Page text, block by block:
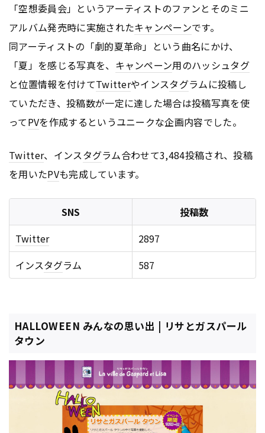
「空想委員会」というアーティストのファンとそのミニ
アルバム発売時に実施されたキャンペーンです。
同アーティストの「劇的夏革命」という曲名にかけ、
「夏」を感じる写真を、 キャンペーン用のハッシュタグ
と位置情報を付けてTwitterやインスタグラムに投稿し
ていただき、投稿数が一定に達した場合は投稿写真を使
ってPVを作成するというユニークな企画内容でした。
Twitter、インスタグラム合わせて3,484投稿され、投稿
を用いたPVも完成しています。
SNS
投稿数
Twitter
2897
インスタグラム 587
HALLOWEEN みんなの思い出 | リサとガスパール
タウン